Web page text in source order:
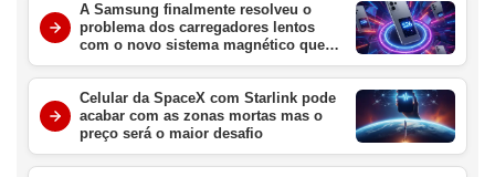
A Samsung finalmente resolveu o
problema dos carregadores lentos
com o novo sistema magnético que
promete revolucionar o Galaxy S26
este ano
Celular da SpaceX com Starlink pode
acabar com as zonas mortas mas o
preço será o maior desafio